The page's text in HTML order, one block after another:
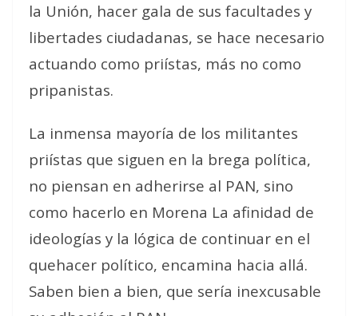
la Unión, hacer gala de sus facultades y
libertades ciudadanas, se hace necesario
actuando como priístas, más no como
pripanistas.
La inmensa mayoría de los militantes
priístas que siguen en la brega política,
no piensan en adherirse al PAN, sino
como hacerlo en Morena La afinidad de
ideologías y la lógica de continuar en el
quehacer político, encamina hacia allá.
Saben bien a bien, que sería inexcusable